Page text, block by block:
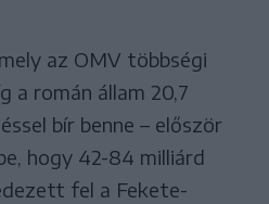
az OMV többségi
a román állam 20,7
bír benne – először
hogy 42-84 milliárd
fel a Fekete-